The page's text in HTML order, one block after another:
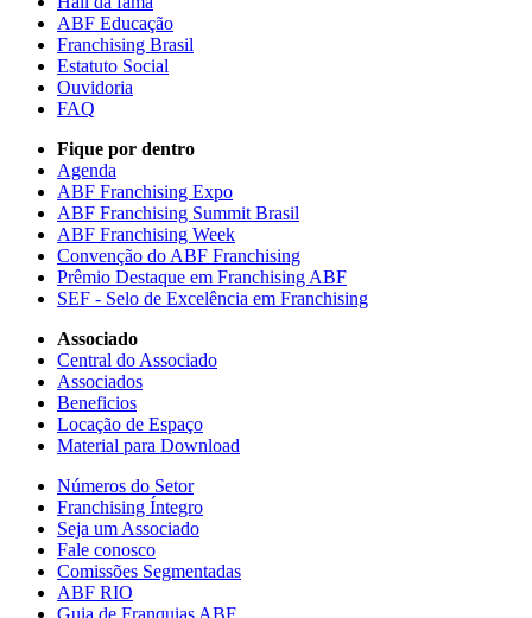
ABF Educação
Franchising Brasil
Estatuto Social
Ouvidoria
FAQ
Fique por dentro
Agenda
ABF Franchising Expo
ABF Franchising Summit Brasil
ABF Franchising Week
Convenção do ABF Franchising
Prêmio Destaque em Franchising ABF
SEF - Selo de Excelência em Franchising
Associado
Central do Associado
Associados
Beneficios
Locação de Espaço
Material para Download
Números do Setor
Franchising Íntegro
Seja um Associado
Fale conosco
Comissões Segmentadas
ABF RIO
Guia de Franquias ABF